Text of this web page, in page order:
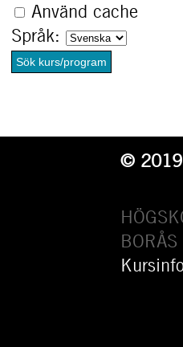
Använd cache
Språk:
© 2019
BORÅS